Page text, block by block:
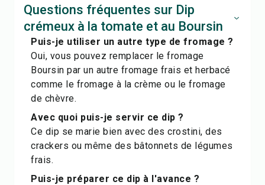
Questions fréquentes sur Dip
crémeux à la tomate et au Boursin
Puis-je utiliser un autre type de fromage ?
Oui, vous pouvez remplacer le fromage
Boursin par un autre fromage frais et herbacé
comme le fromage à la crème ou le fromage
de chèvre.
Avec quoi puis-je servir ce dip ?
Ce dip se marie bien avec des crostini, des
crackers ou même des bâtonnets de légumes
frais.
Puis-je préparer ce dip à l'avance ?